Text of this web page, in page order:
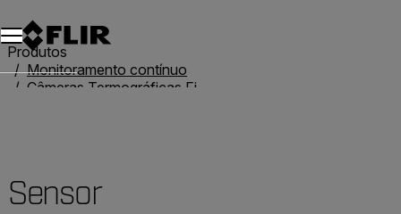
Produtos
Monitoramento contínuo
Câmeras Termográficas Fixas
Sensor